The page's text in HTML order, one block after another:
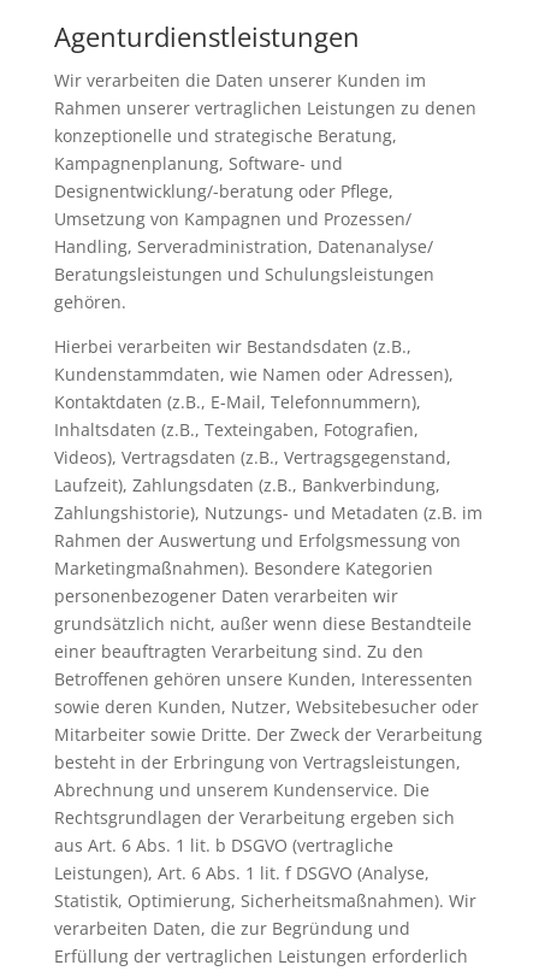
Agenturdienstleistungen
Wir verarbeiten die Daten unserer Kunden im
Rahmen unserer vertraglichen Leistungen zu denen
konzeptionelle und strategische Beratung,
Kampagnenplanung, Software- und
Designentwicklung/-beratung oder Pflege,
Umsetzung von Kampagnen und Prozessen/
Handling, Serveradministration, Datenanalyse/
Beratungsleistungen und Schulungsleistungen
gehören.
Hierbei verarbeiten wir Bestandsdaten (z.B.,
Kundenstammdaten, wie Namen oder Adressen),
Kontaktdaten (z.B., E-Mail, Telefonnummern),
Inhaltsdaten (z.B., Texteingaben, Fotografien,
Videos), Vertragsdaten (z.B., Vertragsgegenstand,
Laufzeit), Zahlungsdaten (z.B., Bankverbindung,
Zahlungshistorie), Nutzungs- und Metadaten (z.B. im
Rahmen der Auswertung und Erfolgsmessung von
Marketingmaßnahmen). Besondere Kategorien
personenbezogener Daten verarbeiten wir
grundsätzlich nicht, außer wenn diese Bestandteile
einer beauftragten Verarbeitung sind. Zu den
Betroffenen gehören unsere Kunden, Interessenten
sowie deren Kunden, Nutzer, Websitebesucher oder
Mitarbeiter sowie Dritte. Der Zweck der Verarbeitung
besteht in der Erbringung von Vertragsleistungen,
Abrechnung und unserem Kundenservice. Die
Rechtsgrundlagen der Verarbeitung ergeben sich
aus Art. 6 Abs. 1 lit. b DSGVO (vertragliche
Leistungen), Art. 6 Abs. 1 lit. f DSGVO (Analyse,
Statistik, Optimierung, Sicherheitsmaßnahmen). Wir
verarbeiten Daten, die zur Begründung und
Erfüllung der vertraglichen Leistungen erforderlich